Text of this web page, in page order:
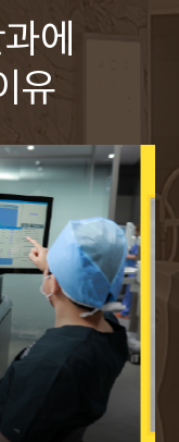
에
유